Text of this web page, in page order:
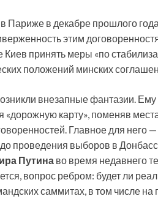
Париже в декабре прошлого
этим
принять меры «по
положений минских
внезапные фантазии. Ему
карту», поменяв
Главное для него —
проведения выборов в
Путина во время недавнего
вопрос ребром: будет ли
саммитах, в том числе